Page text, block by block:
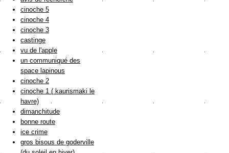
cinoche 5
cinoche 4
cinoche 3
castinge
vu de l'apple
un communiqué des
space lapinous
cinoche 2
cinoche 1 ( kaurismaki le
havre)
dimanchitude
bonne route
ice crime
gros bisous de goderville